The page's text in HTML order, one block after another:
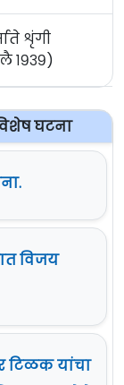
शृंगी
१९३९)
घटना
विजय
टिळक यांचा